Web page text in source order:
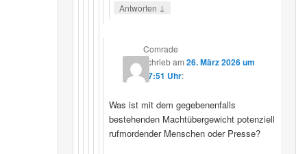
Antworten ↓
Comrade
schriebam 26. März 2026 um
17:51 Uhr:
Was ist mit dem gegebenenfalls
bestehenden Machtübergewicht potenziell
rufmordender Menschen oder Presse?